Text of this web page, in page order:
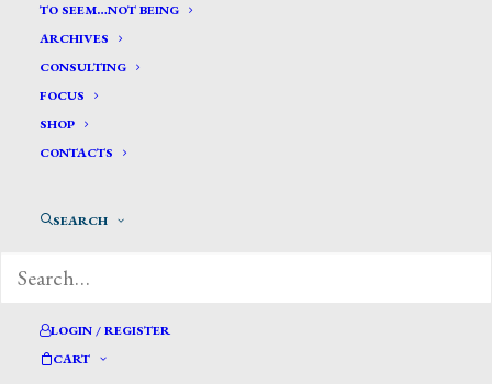
TO SEEM…NOT BEING
ARCHIVES
CONSULTING
FOCUS
SHOP
CONTACTS
SEARCH
LOGIN / REGISTER
CART
Musée des Impressionismes di Giverny darà
luogo alla mostra “Plein Air. Da Corot a
Monet” curata da Marina Ferretti.